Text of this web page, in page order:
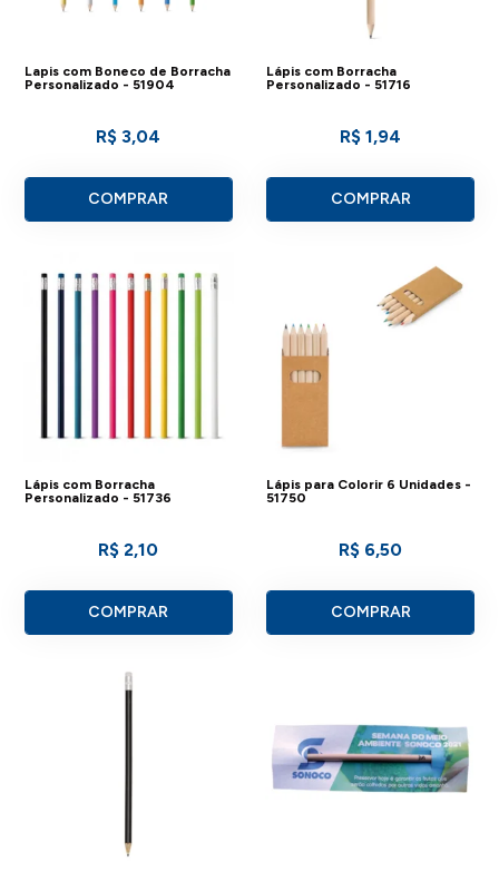
Lapis com Boneco de Borracha
Personalizado - 51904
R$ 3,04
COMPRAR
Lápis com Borracha
Personalizado - 51716
R$ 1,94
COMPRAR
Lápis com Borracha
Personalizado - 51736
R$ 2,10
COMPRAR
Lápis para Colorir 6 Unidades -
51750
R$ 6,50
COMPRAR